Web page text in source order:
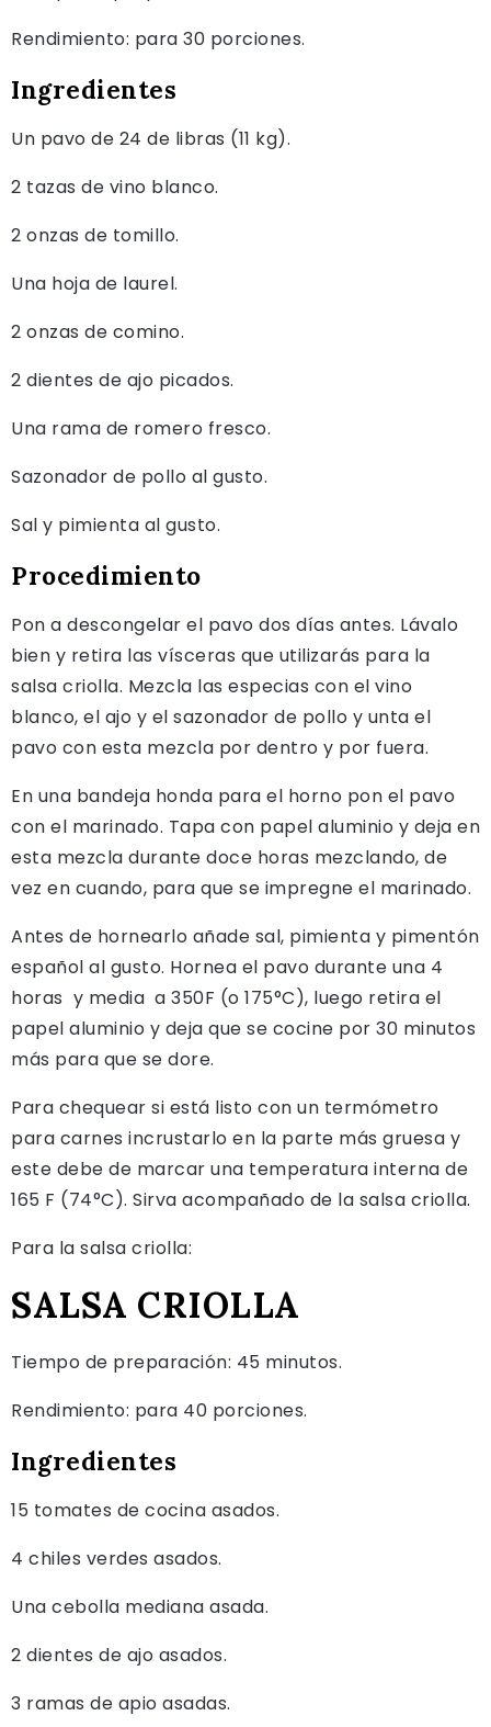
Rendimiento: para 30 porciones.
Ingredientes
Un pavo de 24 de libras (11 kg).
2 tazas de vino blanco.
2 onzas de tomillo.
Una hoja de laurel.
2 onzas de comino.
2 dientes de ajo picados.
Una rama de romero fresco.
Sazonador de pollo al gusto.
Sal y pimienta al gusto.
Procedimiento
Pon a descongelar el pavo dos días antes. Lávalo
bien y retira las vísceras que utilizarás para la
salsa criolla. Mezcla las especias con el vino
blanco, el ajo y el sazonador de pollo y unta el
pavo con esta mezcla por dentro y por fuera.
En una bandeja honda para el horno pon el pavo
con el marinado. Tapa con papel aluminio y deja en
esta mezcla durante doce horas mezclando, de
vez en cuando, para que se impregne el marinado.
Antes de hornearlo añade sal, pimienta y pimentón
español al gusto. Hornea el pavo durante una 4
horas y media a 350F (o 175°C), luego retira el
papel aluminio y deja que se cocine por 30 minutos
más para que se dore.
Para chequear si está listo con un termómetro
para carnes incrustarlo en la parte más gruesa y
este debe de marcar una temperatura interna de
165 F (74°C). Sirva acompañado de la salsa criolla.
Para la salsa criolla:
SALSA CRIOLLA
Tiempo de preparación: 45 minutos.
Rendimiento: para 40 porciones.
Ingredientes
15 tomates de cocina asados.
4 chiles verdes asados.
Una cebolla mediana asada.
2 dientes de ajo asados.
3 ramas de apio asadas.